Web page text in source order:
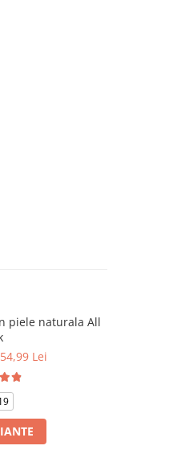
piele naturala All
Lei